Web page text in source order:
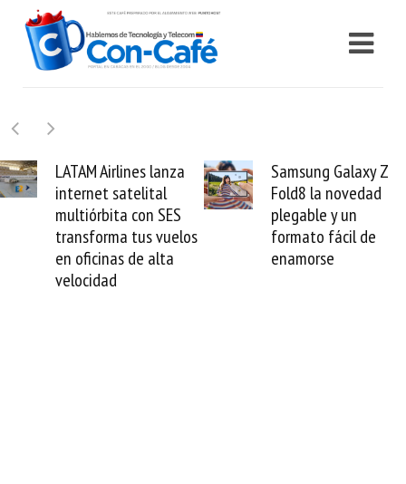
Samsung Galaxy Z
Fold8 la novedad
plegable y un
formato fácil de
enamorse
Cashea levanta 100
millones de dólares y
valida el crédito del
venezolano ante el
mundo